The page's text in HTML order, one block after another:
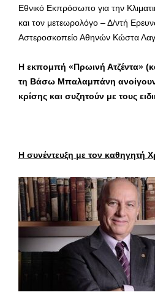
Εθνικό Εκπρόσωπο για την
και τον μετεωρολόγο – Δ/ντή
Αστεροσκοπείο Αθηνών Κώστα
Η εκπομπή «Πρωινή Ατζέντα»
τη Βάσω Μπαλαμπάνη ανοίγουν
κρίσης και συζητούν με τους
Η συνέντευξη με τον καθηγητή